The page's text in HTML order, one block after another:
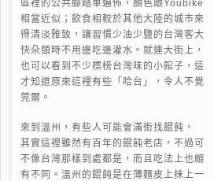
區裡的公共腳踏車遍佈，顏色跟Youbike
相當近似；飲食相較於其他大陸的城市來
得清淡雅致，讓習慣少油少鹽的台灣客大
快朵頤時不用邊吃邊灌水。就連大街上，
也可以看到不少標榜台灣味的小館子，這
才知道原來這裡有些「哈台」，令人不覺
莞爾。
來到溫州，有些人可能會滿街找餛飩，
其實這裡雖然有百年的餛飩老店，不過可
不像台灣那樣到處都是，而且吃法上也頗
有不同。溫州的餛飩是在薄麵皮上抹上一